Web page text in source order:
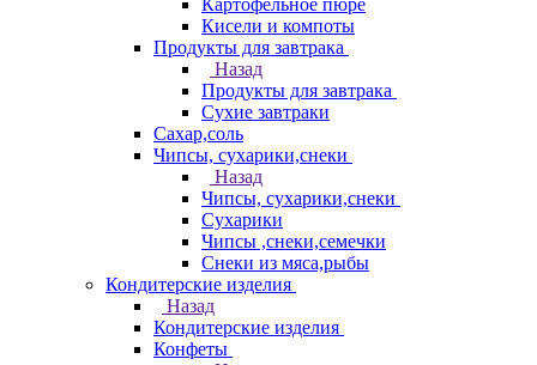
Картофельное пюре
Кисели и компоты
Продукты для завтрака
Назад
Продукты для завтрака
Сухие завтраки
Сахар,соль
Чипсы, сухарики,снеки
Назад
Чипсы, сухарики,снеки
Сухарики
Чипсы ,снеки,семечки
Снеки из мяса,рыбы
Кондитерские изделия
Назад
Кондитерские изделия
Конфеты